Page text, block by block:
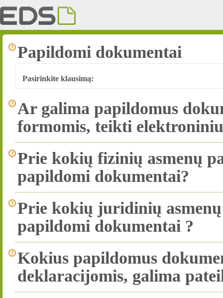
Papildomi dokumentai
Pasirinkite klausimą:
Ar galima papildomus
formomis, teikti
Prie kokių fizinių asmenų
papildomi dokumentai?
Prie kokių juridinių
papildomi dokumentai ?
Kokius papildomus
deklaracijomis, galima